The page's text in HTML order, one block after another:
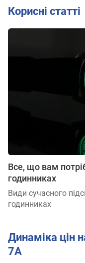
Корисні статті
Все, що вам
годинниках
Види сучасного
годинниках
Динаміка цін
7A